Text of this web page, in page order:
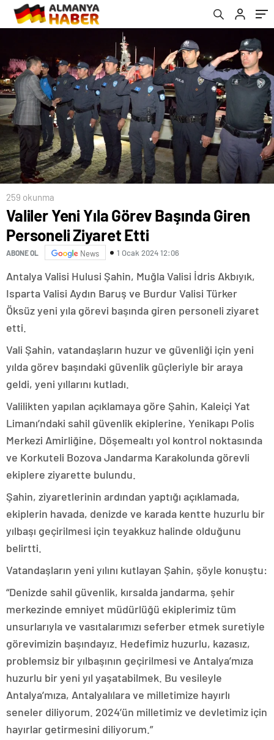
259 okunma
Valiler Yeni Yıla Görev Başında Giren
Personeli Ziyaret Etti
ABONE OL News 1 Ocak 2024 12:06
Antalya Valisi Hulusi Şahin, Muğla Valisi İdris Akbıyık,
Isparta Valisi Aydın Baruş ve Burdur Valisi Türker
Öksüz yeni yıla görevi başında giren personeli ziyaret
etti.
Vali Şahin, vatandaşların huzur ve güvenliği için yeni
yılda görev başındaki güvenlik güçleriyle bir araya
geldi, yeni yıllarını kutladı.
Valilikten yapılan açıklamaya göre Şahin, Kaleiçi Yat
Limanı’ndaki sahil güvenlik ekiplerine, Yenikapı Polis
Merkezi Amirliğine, Döşemealtı yol kontrol noktasında
ve Korkuteli Bozova Jandarma Karakolunda görevli
ekiplere ziyarette bulundu.
Şahin, ziyaretlerinin ardından yaptığı açıklamada,
ekiplerin havada, denizde ve karada kentte huzurlu bir
yılbaşı geçirilmesi için teyakkuz halinde olduğunu
belirtti.
Vatandaşların yeni yılını kutlayan Şahin, şöyle konuştu:
“Denizde sahil güvenlik, kırsalda jandarma, şehir
merkezinde emniyet müdürlüğü ekiplerimiz tüm
unsurlarıyla ve vasıtalarımızı seferber etmek suretiyle
görevimizin başındayız. Hedefimiz huzurlu, kazasız,
problemsiz bir yılbaşının geçirilmesi ve Antalya’mıza
huzurlu bir yeni yıl yaşatabilmek. Bu vesileyle
Antalya’mıza, Antalyalılara ve milletimize hayırlı
seneler diliyorum. 2024’ün milletimiz ve devletimiz için
hayırlar getirmesini diliyorum.”